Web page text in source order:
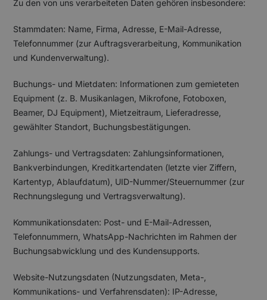
Zu den von uns verarbeiteten Daten gehören insbesondere:
Stammdaten: Name, Firma, Adresse, E-Mail-Adresse,
Telefonnummer (zur Auftragsverarbeitung, Kommunikation
und Kundenverwaltung).
Buchungs- und Mietdaten: Informationen zum gemieteten
Equipment (z. B. Musikanlagen, Mikrofone, Fotoboxen,
Beamer, DJ Equipment), Mietzeitraum, Lieferadresse,
gewählter Standort, Buchungsbestätigungen.
Zahlungs- und Vertragsdaten: Zahlungsinformationen,
Bankverbindungen, Kreditkartendaten (letzte vier Ziffern,
Kartentyp, Ablaufdatum), UID-Nummer/Steuernummer (zur
Rechnungslegung und Vertragsverwaltung).
Kommunikationsdaten: Post- und E-Mail-Adressen,
Telefonnummern, WhatsApp-Nachrichten im Rahmen der
Buchungsabwicklung und des Kundensupports.
Website-Nutzungsdaten (Nutzungsdaten, Meta-,
Kommunikations- und Verfahrensdaten): IP-Adresse,